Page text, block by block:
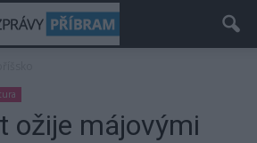
ožije májovými